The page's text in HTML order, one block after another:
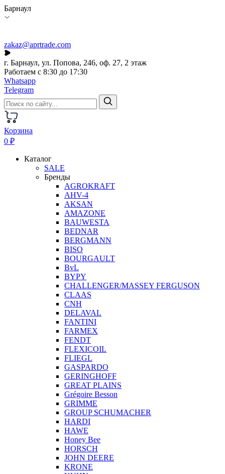
Барнаул
zakaz@aprtrade.com
г. Барнаул, ул. Попова, 246, оф. 27, 2 этаж
Работаем с 8:30 до 17:30
Whatsapp
Telegram
Корзина
0 ₽
Каталог
SALE
Бренды
AGROKRAFT
AHV-4
AKSAN
AMAZONE
BAUWESTA
BEDNAR
BERGMANN
BISO
BOURGAULT
BvL
BYPY
CHALLENGER/MASSEY FERGUSON
CLAAS
CNH
DELAVAL
FANTINI
FARMEX
FENDT
FLEXICOIL
FLIEGL
GASPARDO
GERINGHOFF
GREAT PLAINS
Grégoire Besson
GRIMME
GROUP SCHUMACHER
HARDI
HAWE
Honey Bee
HORSCH
JOHN DEERE
KRONE